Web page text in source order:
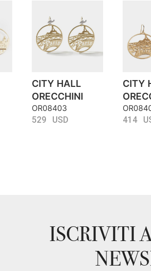
CITY HALL
ORECCHINI
OR08403
529 USD
CITY
414
ISCRIVITI